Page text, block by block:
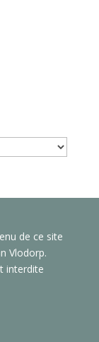
de ce site
Vlodorp.
interdite